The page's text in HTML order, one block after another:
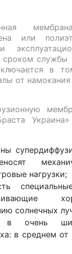
или
сроком
в
от
нагрузки;
солнечных
в очень
в среднем